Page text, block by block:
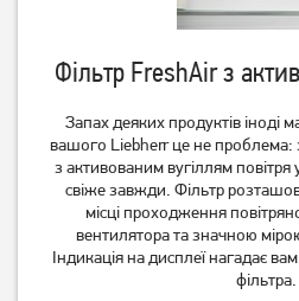
Фільтр FreshAir з
Запах деяких продуктів іноді
вашого Liebherr це не проблема:
з активованим вугіллям повітря
свіже завжди. Фільтр
місці проходження
вентилятора та значною
Індикація на дисплеї нагадає
фільтра.